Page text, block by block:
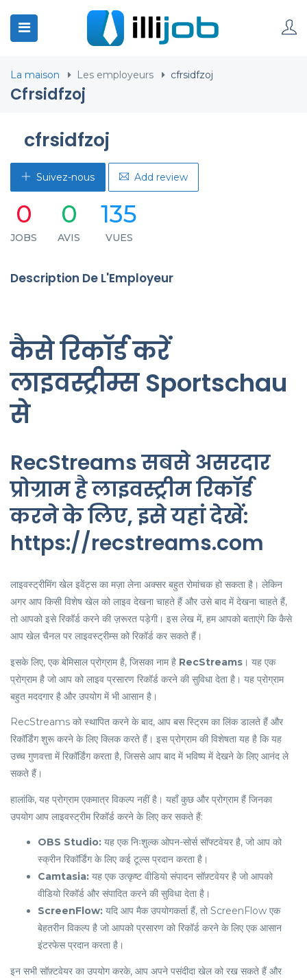
La maison Les employeurs cfrsidfzoj
Cfrsidfzoj
cfrsidfzoj
Suivez-nous Add review
0
JOBS
0
AVIS
135
VUES
Description De L'Employeur
कैसे रिकॉर्ड करें
लाइवस्ट्रीम्स Sportschau
से
RecStreams सबसे असरदार
प्रोग्राम है लाइवस्ट्रीम रिकॉर्ड
करने के लिए, इसे यहां देखें:
https://recstreams.com
लाइवस्ट्रीमिंग खेल इवेंट्स का मज़ा लेना अक्सर बहुत रोमांचक हो सकता है। लेकिन
अगर आप किसी विशेष खेल को लाइव देखना चाहते हैं और उसे बाद में देखना चाहते हैं,
तो आपको इसे रिकॉर्ड करने की ज़रूरत पड़ेगी। इस लेख में, हम आपको बताएंगे कि कैसे
आप खेल चैनल पर लाइवस्ट्रीम्स को रिकॉर्ड कर सकते हैं।
इसके लिए, एक बेमिसाल प्रोग्राम है, जिसका नाम है RecStreams । यह एक
प्रोग्राम है जो आप को लाइव प्रसारण रिकॉर्ड करने की सुविधा देता है। यह प्रोग्राम
बहुत मददगार है और उपयोग में भी आसान है।
RecStreams को स्थापित करने के बाद, आप बस स्ट्रिम का लिंक डालते हैं और
रिकॉर्डिंग शुरू करने के लिए क्लिक करते हैं। इस प्रोग्राम की विशेषता यह है कि यह
उच्च गुणवत्ता में रिकॉर्डिंग करता है, जिससे आप बाद में भविष्य में देखने के लिए आनंद ले
सकते हैं।
हालांकि, यह प्रोग्राम एकमात्र विकल्प नहीं है। यहाँ कुछ और प्रोग्राम हैं जिनका
उपयोग आप लाइवस्ट्रीम रिकॉर्ड करने के लिए कर सकते हैं:
OBS Studio: यह एक निःशुल्क ओपन-सोर्स सॉफ्टवेयर है, जो आप को
स्क्रीन रिकॉर्डिंग के लिए कई टूल्स प्रदान करता है।
Camtasia: यह एक उत्कृष्ट वीडियो संपादन सॉफ़्टवेयर है जो आपको
वीडियो रिकॉर्ड और संपादित करने की सुविधा देता है।
ScreenFlow: यदि आप मैक उपयोगकर्ता हैं, तो ScreenFlow एक
बेहतरीन विकल्प है जो आपको प्रसारण को रिकॉर्ड करने के लिए एक आसान
इंटरफेस प्रदान करता है।
इन सभी सॉफ़्टवेयर का उपयोग करके, आप अपने पसंदीदा खेल को रख सकते हैं और